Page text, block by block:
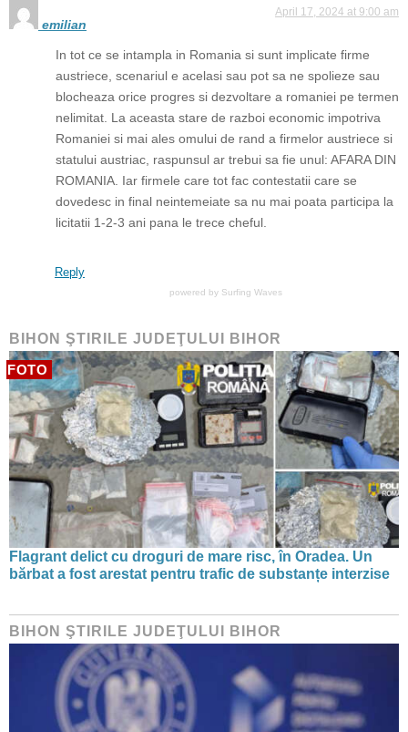
emilian
April 17, 2024 at 9:00 am
In tot ce se intampla in Romania si sunt implicate firme
austriece, scenariul e acelasi sau pot sa ne spolieze sau
blocheaza orice progres si dezvoltare a romaniei pe termen
nelimitat. La aceasta stare de razboi economic impotriva
Romaniei si mai ales omului de rand a firmelor austriece si
statului austriac, raspunsul ar trebui sa fie unul: AFARA DIN
ROMANIA. Iar firmele care tot fac contestatii care se
dovedesc in final neintemeiate sa nu mai poata participa la
licitatii 1-2-3 ani pana le trece cheful.
Reply
powered by Surfing Waves
BIHON ŞTIRILE JUDEŢULUI BIHOR
FOTO
Flagrant delict cu droguri de mare risc, în Oradea. Un
bărbat a fost arestat pentru trafic de substanțe interzise
BIHON ŞTIRILE JUDEŢULUI BIHOR